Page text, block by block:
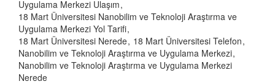
Uygulama Merkezi Ulaşım
18 Mart Üniversitesi Nanobilim ve Teknoloji Araştırma ve
Uygulama Merkezi Yol Tarifi
18 Mart Üniversitesi Nerede 18 Mart Üniversitesi Telefon
Nanobilim ve Teknoloji Araştırma ve Uygulama Merkezi
Nanobilim ve Teknoloji Araştırma ve Uygulama Merkezi
Nerede